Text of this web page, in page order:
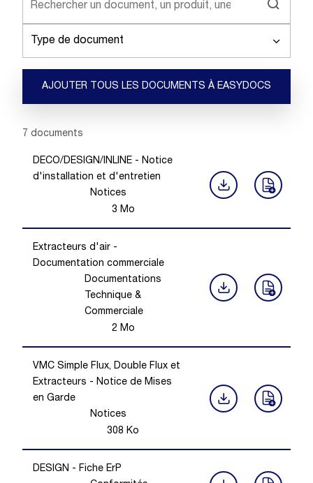
Type de document
AJOUTER TOUS LES DOCUMENTS À EASYDOCS
Showing 1 -7
7 documents
DECO/DESIGN/INLINE - Notice
d'installation et d'entretien
Notices
3 Mo
Extracteurs d'air -
Documentation commerciale
Documentations
Technique &
Commerciale
2 Mo
VMC Simple Flux, Double Flux et
Extracteurs - Notice de Mises
en Garde
Notices
308 Ko
DESIGN - Fiche ErP